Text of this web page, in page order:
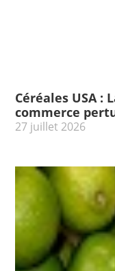
Céréales USA :
commerce
27 juillet 2026